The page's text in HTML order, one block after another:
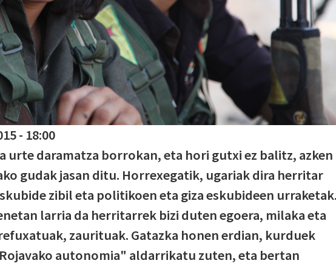
- 18:00
urte daramatza borrokan, eta hori gutxi ez balitz, azken
gudak jasan ditu. Horrexegatik, ugariak dira herritar
zibil eta politikoen eta giza eskubideen
larria da herritarrek bizi duten egoera, milaka eta
zaurituak. Gatazka honen erdian, kurduek
autonomia" aldarrikatu zuten, eta bertan